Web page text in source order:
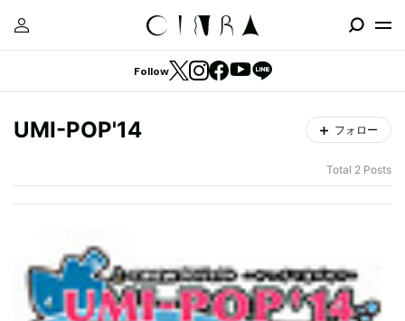
Follow
UMI-POP'14 フォロー
Total 2 Posts